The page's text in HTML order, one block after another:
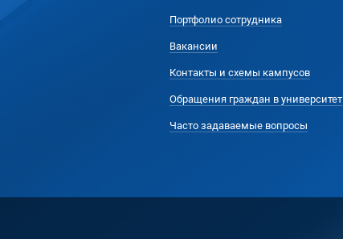
Портфолио сотрудника
Вакансии
Контакты и схемы кампусов
Обращения граждан в университет
Часто задаваемые вопросы